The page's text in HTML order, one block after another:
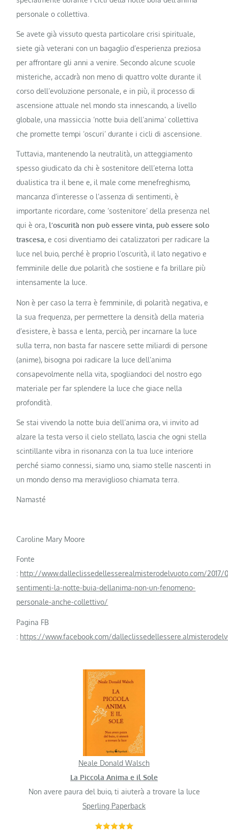
personale o collettiva.
Se avete già vissuto questa particolare crisi spirituale,
siete già veterani con un bagaglio d’esperienza preziosa
per affrontare gli anni a venire. Secondo alcune scuole
misteriche, accadrà non meno di quattro volte durante il
corso dell’evoluzione personale, e in più, il processo di
ascensione attuale nel mondo sta innescando, a livello
globale, una massiccia ‘notte buia dell’anima’ collettiva
che promette tempi ‘oscuri’ durante i cicli di ascensione.
Tuttavia, mantenendo la neutralità, un atteggiamento
spesso giudicato da chi è sostenitore dell’eterna lotta
dualistica tra il bene e, il male come menefreghismo,
mancanza d’interesse o l’assenza di sentimenti, è
importante ricordare, come ‘sostenitore’ della presenza nel
qui è ora, l’oscurità non può essere vinta, può essere solo
trascesa, e cosi diventiamo dei catalizzatori per radicare la
luce nel buio, perché è proprio l’oscurità, il lato negativo e
femminile delle due polarità che sostiene e fa brillare più
intensamente la luce.
Non è per caso la terra è femminile, di polarità negativa, e
la sua frequenza, per permettere la densità della materia
d’esistere, è bassa e lenta, perciò, per incarnare la luce
sulla terra, non basta far nascere sette miliardi di persone
(anime), bisogna poi radicare la luce dell’anima
consapevolmente nella vita, spogliandoci del nostro ego
materiale per far splendere la luce che giace nella
profondità.
Se stai vivendo la notte buia dell’anima ora, vi invito ad
alzare la testa verso il cielo stellato, lascia che ogni stella
scintillante vibra in risonanza con la tua luce interiore
perché siamo connessi, siamo uno, siamo stelle nascenti in
un mondo denso ma meraviglioso chiamata terra.
Namasté
Caroline Mary Moore
Fonte
: http://www.dalleclissedellesserealmisterodelvuoto.com/2017/
sentimenti-la-notte-buia-dellanima-non-un-fenomeno-
personale-anche-collettivo/
Pagina FB
: https://www.facebook.com/
Neale Donald Walsch
La Piccola Anima e il Sole
Non avere paura del buio, ti aiuterà a trovare la luce
Sperling Paperback